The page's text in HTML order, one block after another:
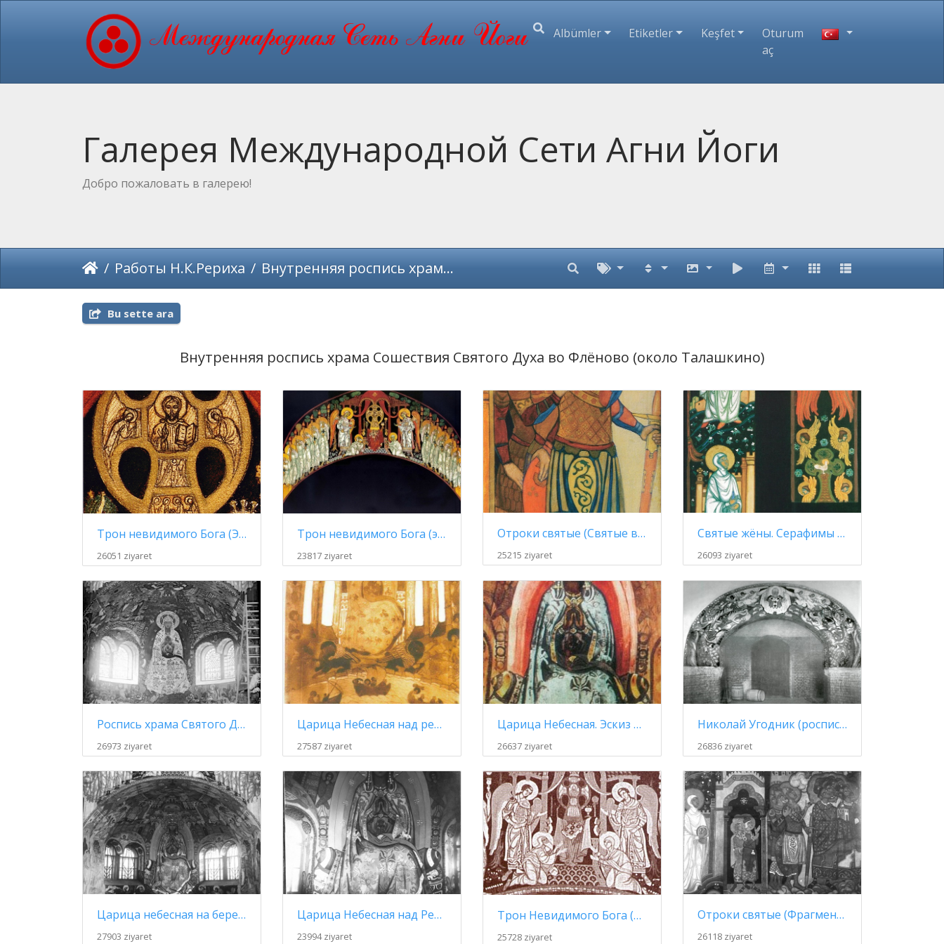
Albümler Etiketler Keşfet
Oturum
aç
Галерея Международной Сети Агни Йоги
Добро пожаловать в галерею!
Работы Н.К.Рериха Внутренняя роспись храма Сошествия Святого Духа (1906 - 1914)
Bu sette ara
Внутренняя роспись храма Сошествия Святого Духа во Флёново (около Талашкино)
Трон невидимого Бога (Эскиз росписи, фрагмент)
26051 ziyaret
Трон невидимого Бога (эскиз росписи)
23817 ziyaret
Отроки святые (Святые воины) (эскиз росписи)
25215 ziyaret
Святые жёны. Серафимы (2 эскиза росписи для храма Святого Духа)
26093 ziyaret
Роспись храма Святого Духа (к концу работ)
26973 ziyaret
Царица Небесная над рекой жизни (эскиз для церкви в имении Талашкино)
27587 ziyaret
Царица Небесная. Эскиз росписи для церкви Святого Духа в Талашкине
26637 ziyaret
Николай Угодник (роспись храма)
26836 ziyaret
Царица небесная на берегу реки жизни (апсида)
27903 ziyaret
Царица Небесная над Рекой Жизни (роспись)
23994 ziyaret
Трон Невидимого Бога (роспись)
25728 ziyaret
Отроки святые (Фрагмент росписи церкви Св. Духа в Талашкине)
26118 ziyaret